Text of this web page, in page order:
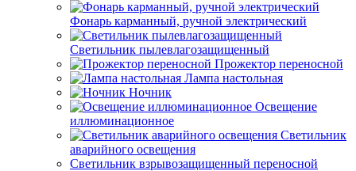
Фонарь карманный, ручной электрический
Светильник пылевлагозащищенный
Прожектор переносной
Лампа настольная
Ночник
Освещение
иллюминационное
Светильник
аварийного освещения
Светильник взрывозащищенный переносной